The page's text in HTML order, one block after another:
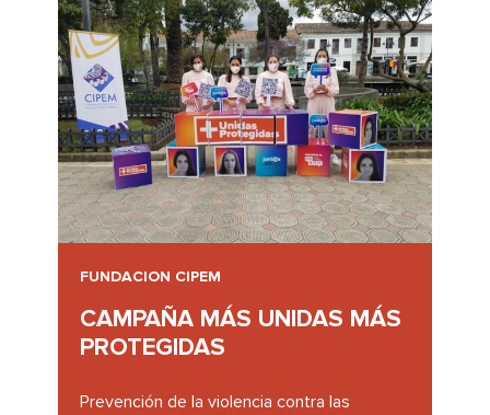
FUNDACION CIPEM
CAMPAÑA MÁS UNIDAS MÁS
PROTEGIDAS
Prevención de la violencia contra las